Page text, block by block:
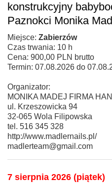
konstrukcyjny
Paznokci Monika
Miejsce: Zabierzów
Czas trwania: 10 h
Cena: 900,00 PLN brutto
Termin: 07.08.2026 do
Organizator:
MONIKA MADEJ FIRMA
ul. Krzeszowicka 94
32-065 Wola Filipowska
tel. 516 345 328
http://www.madlernails.pl/
madlerteam@gmail.com
7 sierpnia 2026 (piątek)